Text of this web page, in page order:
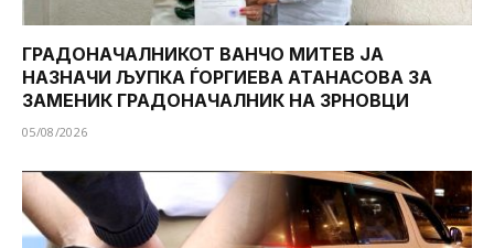
ГРАДОНАЧАЛНИКОТ ВАНЧО МИТЕВ ЈА
НАЗНАЧИ ЉУПКА ЃОРГИЕВА АТАНАСОВА ЗА
ЗАМЕНИК ГРАДОНАЧАЛНИК НА ЗРНОВЦИ
05/08/2026